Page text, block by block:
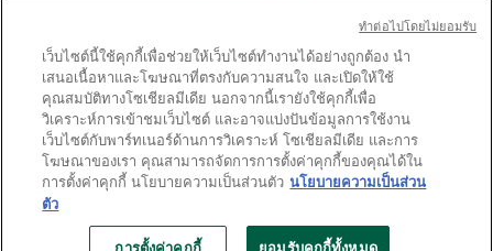
ลิ้งค์ต่างๆ
นโยบายความเป็นส่วนตัว
ไอเท็มเด็ดจากการ์นิเย่
ประเทศ
และ
ภูมิภาค
ประเทศและภูมิภาค
เว็บไซต์นี้ใช้คุกกี้เพื่อช่วยให้เว็บไซต์ทำงานได้อย่างถูกต้อง นำ
เสนอเนื้อหาและโฆษณาที่ตรงกับความสนใจ และเปิดให้ใช้
คุณสมบัติทางโซเชียลมีเดีย นอกจากนี้เรายังใช้คุกกี้เพื่อ
วิเคราะห์การเข้าชมเว็บไซต์ และอาจแบ่งปันข้อมูลการใช้งาน
เว็บไซต์กับพาร์ทเนอร์ด้านการวิเคราะห์ โซเชียลมีเดีย และการ
โฆษณาของเรา คุณสามารถจัดการการตั้งค่าคุกกี้ของคุณได้ใน
การตั้งค่าคุกกี้ นโยบายความเป็นส่วนตัว นโยบายความเป็นส่วน
ตัว
ทําต่อไปโดยไม่ยอมรับ